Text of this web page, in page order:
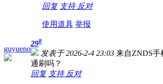
回复 支持 反对
使用道具 举报
guyueno
29#
发表于 2026-2-4 23:03 来自ZNDS手
通刷吗？
回复 支持 反对